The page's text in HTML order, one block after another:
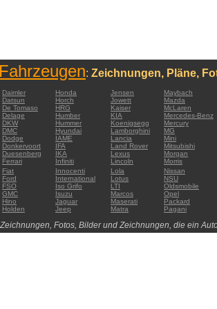
: Zeichnungen, Pläne,
Daimler Honda Jensen
Maybach
Datsun Horch Jowett
Mazda
De Tomaso HRG Kaiser
McLaren
Delage Humber KIA
Mercedes-Benz
DKW Hummer Koenigsegg
Mercury
DMC Hyundai Lamborghini
MG
Dodge IAME Lancia
Mini
Donkervoort IFA Land Rover
Mitsubishi
Duesenberg IKA Lexus
Morgan
Ferrari Infiniti Lincoln
Morris
Fiat Innocenti Lola
Nissan
Ford International Lotus
NSU
FSO Iso Grifo LTI
Oldsmobile
GMC Isuzu Marcos
Opel
Hino Jaguar Maserati
Packard
Holden Jeep Matra Pagani
Fotos, Bilder und Zeichnungen, die ein